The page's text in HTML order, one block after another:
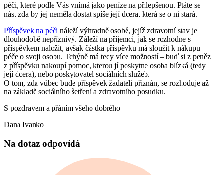
péči, které podle Vás vnímá jako peníze na přilepšenou. Ptáte se
nás, zda by jej neměla dostat spíše její dcera, která se o ni stará.
Příspěvek na péči náleží výhradně osobě, jejíž zdravotní stav je
dlouhodobě nepříznivý. Záleží na příjemci, jak se rozhodne s
příspěvkem naložit, avšak částka příspěvku má sloužit k nákupu
péče o svoji osobu. Tchýně má tedy více možností – buď si z peněz
z příspěvku nakoupí pomoc, kterou jí poskytne osoba blízká (tedy
její dcera), nebo poskytovatel sociálních služeb.
O tom, zda vůbec bude příspěvek žadateli přiznán, se rozhoduje až
na základě sociálního šetření a zdravotního posudku.
S pozdravem a přáním všeho dobrého
Dana Ivanko
Na dotaz odpovídá